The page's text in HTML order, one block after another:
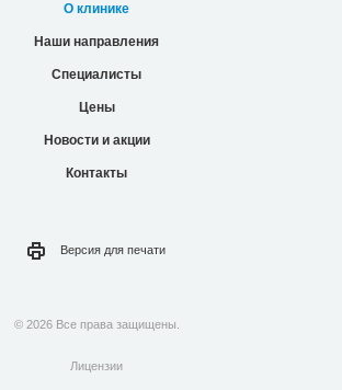
О клинике
Наши направления
Специалисты
Цены
Новости и акции
Контакты
Версия для печати
© 2026 Все права защищены.
Лицензии